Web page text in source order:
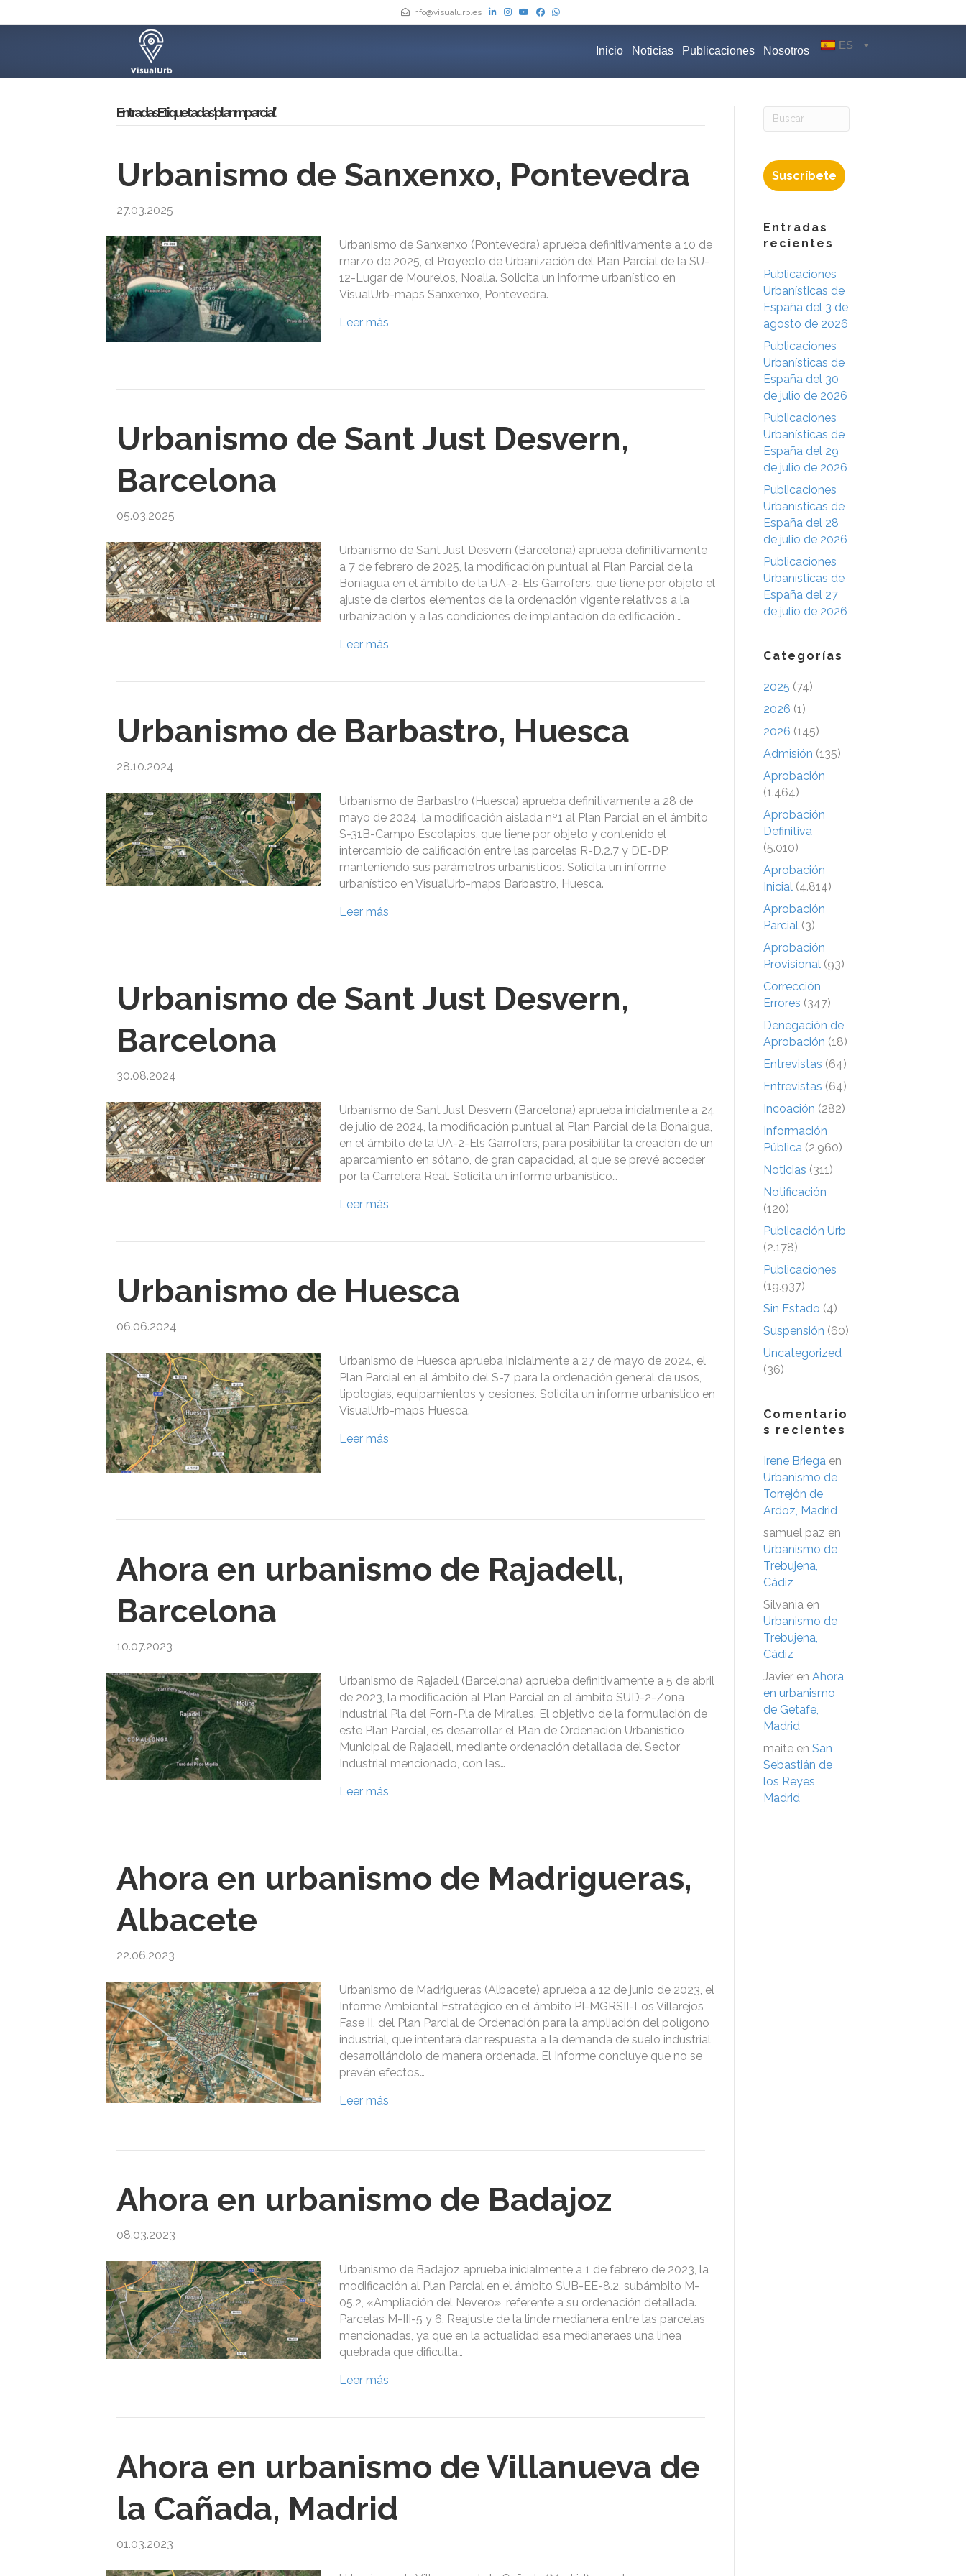
info@visualurb.es
Inicio Noticias Publicaciones Nosotros ES
Entradas Etiquetadas ‘planm parcial’
Urbanismo de Sanxenxo, Pontevedra
27.03.2025
Urbanismo de Sanxenxo (Pontevedra) aprueba definitivamente a 10 de
marzo de 2025, el Proyecto de Urbanización del Plan Parcial de la SU-
12-Lugar de Mourelos, Noalla. Solicita un informe urbanístico en
VisualUrb-maps Sanxenxo, Pontevedra.
Leer más
Urbanismo de Sant Just Desvern,
Barcelona
05.03.2025
Urbanismo de Sant Just Desvern (Barcelona) aprueba definitivamente
a 7 de febrero de 2025, la modificación puntual al Plan Parcial de la
Boniagua en el ámbito de la UA-2-Els Garrofers, que tiene por objeto el
ajuste de ciertos elementos de la ordenación vigente relativos a la
urbanización y a las condiciones de implantación de edificación.…
Leer más
Urbanismo de Barbastro, Huesca
28.10.2024
Urbanismo de Barbastro (Huesca) aprueba definitivamente a 28 de
mayo de 2024, la modificación aislada nº1 al Plan Parcial en el ámbito
S-31B-Campo Escolapios, que tiene por objeto y contenido el
intercambio de calificación entre las parcelas R-D.2.7 y DE-DP,
manteniendo sus parámetros urbanísticos. Solicita un informe
urbanístico en VisualUrb-maps Barbastro, Huesca.
Leer más
Urbanismo de Sant Just Desvern,
Barcelona
30.08.2024
Urbanismo de Sant Just Desvern (Barcelona) aprueba inicialmente a 24
de julio de 2024, la modificación puntual al Plan Parcial de la Bonaigua,
en el ámbito de la UA-2-Els Garrofers, para posibilitar la creación de un
aparcamiento en sótano, de gran capacidad, al que se prevé acceder
por la Carretera Real. Solicita un informe urbanístico…
Leer más
Urbanismo de Huesca
06.06.2024
Urbanismo de Huesca aprueba inicialmente a 27 de mayo de 2024, el
Plan Parcial en el ámbito del S-7, para la ordenación general de usos,
tipologías, equipamientos y cesiones. Solicita un informe urbanístico en
VisualUrb-maps Huesca.
Leer más
Ahora en urbanismo de Rajadell,
Barcelona
10.07.2023
Urbanismo de Rajadell (Barcelona) aprueba definitivamente a 5 de abril
de 2023, la modificación al Plan Parcial en el ámbito SUD-2-Zona
Industrial Pla del Forn-Pla de Miralles. El objetivo de la formulación de
este Plan Parcial, es desarrollar el Plan de Ordenación Urbanístico
Municipal de Rajadell, mediante ordenación detallada del Sector
Industrial mencionado, con las…
Leer más
Ahora en urbanismo de Madrigueras,
Albacete
22.06.2023
Urbanismo de Madrigueras (Albacete) aprueba a 12 de junio de 2023, el
Informe Ambiental Estratégico en el ámbito PI-MGRSII-Los Villarejos
Fase II, del Plan Parcial de Ordenación para la ampliación del polígono
industrial, que intentará dar respuesta a la demanda de suelo industrial
desarrollándolo de manera ordenada. El Informe concluye que no se
prevén efectos…
Leer más
Ahora en urbanismo de Badajoz
08.03.2023
Urbanismo de Badajoz aprueba inicialmente a 1 de febrero de 2023, la
modificación al Plan Parcial en el ámbito SUB-EE-8.2, subámbito M-
05.2, «Ampliación del Nevero», referente a su ordenación detallada.
Parcelas M-III-5 y 6. Reajuste de la linde medianera entre las parcelas
mencionadas, ya que en la actualidad esa medianeraes una linea
quebrada que dificulta…
Leer más
Ahora en urbanismo de Villanueva de
la Cañada, Madrid
01.03.2023
Suscríbete
Entradas
recientes
Publicaciones
Urbanísticas de
España del 3 de
agosto de 2026
Publicaciones
Urbanísticas de
España del 30
de julio de 2026
Publicaciones
Urbanísticas de
España del 29
de julio de 2026
Publicaciones
Urbanísticas de
España del 28
de julio de 2026
Publicaciones
Urbanísticas de
España del 27
de julio de 2026
Categorías
2025 (74)
2026 (1)
2026 (145)
Admisión (135)
Aprobación
(1.464)
Aprobación
Definitiva
(5.010)
Aprobación
Inicial (4.814)
Aprobación
Parcial (3)
Aprobación
Provisional (93)
Corrección
Errores (347)
Denegación de
Aprobación (18)
Entrevistas (64)
Entrevistas (64)
Incoación (282)
Información
Pública (2.960)
Noticias (311)
Notificación
(120)
Publicación Urb
(2.178)
Publicaciones
(19.937)
Sin Estado (4)
Suspensión (60)
Uncategorized
(36)
Comentario
s recientes
Irene Briega en
Urbanismo de
Torrejón de
Ardoz, Madrid
samuel paz en
Urbanismo de
Trebujena,
Cádiz
Silvania en
Urbanismo de
Trebujena,
Cádiz
Javier en Ahora
en urbanismo
de Getafe,
Madrid
maite en San
Sebastián de
los Reyes,
Madrid